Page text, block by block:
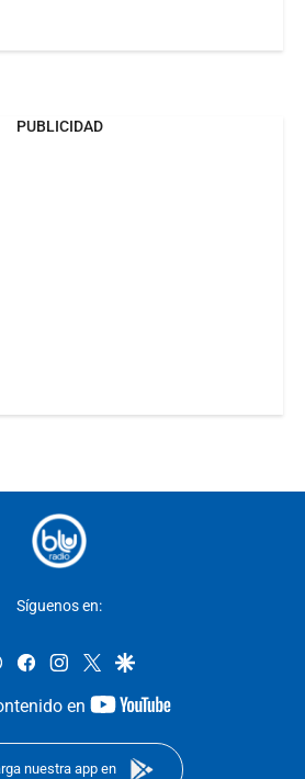
PUBLICIDAD
Síguenos en:
whatsappfacebookinstagram
twittergoogle
en
youtube-
nuestra app en